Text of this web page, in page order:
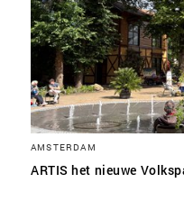
AMSTERDAM
ARTIS het nieuwe
SLA